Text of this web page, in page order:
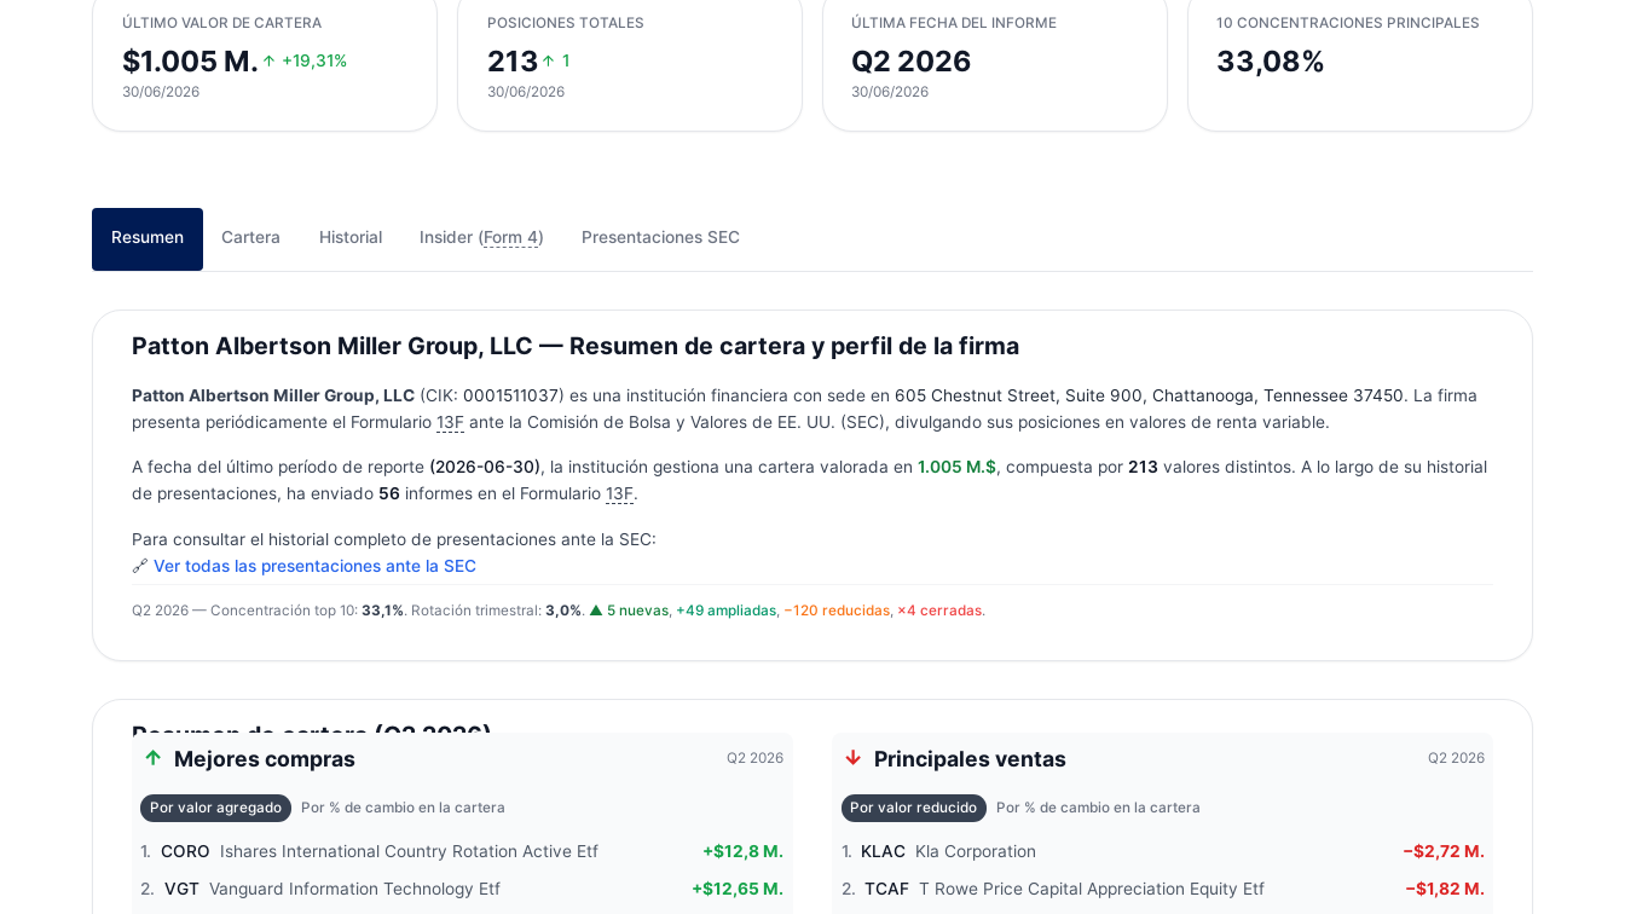
ÚLTIMO VALOR DE CARTERA
$1.005 M. +19,31%
30/06/2026
POSICIONES TOTALES
213 1
30/06/2026
ÚLTIMA FECHA DEL INFORME
Q2 2026
30/06/2026
10 CONCENTRACIONES PRINCIPALES
33,08%
Resumen Cartera Historial Insider (Form 4) Presentaciones SEC
Patton Albertson Miller Group, LLC — Resumen de cartera y perfil de la firma
Patton Albertson Miller Group, LLC(CIK: 0001511037) es una institución financiera con sede en 605 Chestnut Street, Suite 900, Chattanooga, Tennessee 37450. La firma
presenta periódicamente el Formulario 13Fante la Comisión de Bolsa y Valores de EE. UU. (SEC), divulgando sus posiciones en valores de renta variable.
A fecha del último período de reporte (2026-06-30), la institución gestiona una cartera valorada en 1.005 M.$, compuesta por 213 valores distintos. A lo largo de su historial
de presentaciones, ha enviado 56 informes en el Formulario 13F.
Para consultar el historial completo de presentaciones ante la SEC:
🔗 Ver todas las presentaciones ante la SEC
Q2 2026 — Concentración top 10: 33,1%. Rotación trimestral: 3,0%. ▲ 5 nuevas, +49 ampliadas, −120 reducidas, ×4 cerradas.
Resumen de cartera (Q2 2026)
Mejores compras Q2 2026
Por valor agregado Por % de cambio en la cartera
1. CORO Ishares International Country Rotation Active Etf
+$12,8 M.
2. VGT Vanguard Information Technology Etf
+$12,65 M.
Principales ventas Q2 2026
Por valor reducido Por % de cambio en la cartera
1. KLAC Kla Corporation
−$2,72 M.
2. TCAF T Rowe Price Capital Appreciation Equity Etf
−$1,82 M.